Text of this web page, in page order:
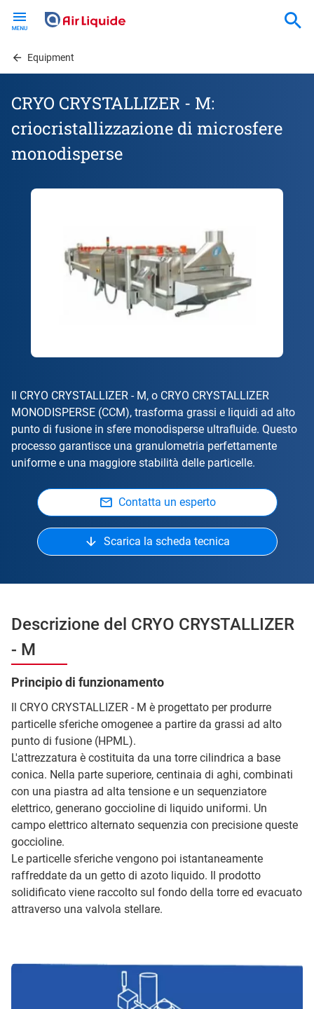
contentEquipment
CRYO CRYSTALLIZER - M:
criocristallizzazione di microsfere
monodisperse
Il CRYO CRYSTALLIZER - M, o CRYO CRYSTALLIZER
MONODISPERSE (CCM), trasforma grassi e liquidi ad alto
punto di fusione in sfere monodisperse ultrafluide. Questo
processo garantisce una granulometria perfettamente
uniforme e una maggiore stabilità delle particelle.
Contatta un esperto
Scarica la scheda tecnica
Descrizione del CRYO CRYSTALLIZER
- M
Principio di funzionamento
Il CRYO CRYSTALLIZER - M è progettato per produrre
particelle sferiche omogenee a partire da grassi ad alto
punto di fusione (HPML).
L'attrezzatura è costituita da una torre cilindrica a base
conica. Nella parte superiore, centinaia di aghi, combinati
con una piastra ad alta tensione e un sequenziatore
elettrico, generano goccioline di liquido uniformi. Un
campo elettrico alternato sequenzia con precisione queste
goccioline.
Le particelle sferiche vengono poi istantaneamente
raffreddate da un getto di azoto liquido. Il prodotto
solidificato viene raccolto sul fondo della torre ed evacuato
attraverso una valvola stellare.